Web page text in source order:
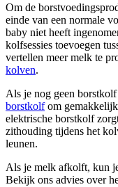
Om de
einde van een normale
baby niet heeft
kolfsessies toevoegen
vertellen meer melk te
kolven.
Als je nog geen
borstkolf om
elektrische borstkolf
zithouding tijdens het
leunen.
Als je melk afkolft, kun
Bekijk ons advies over